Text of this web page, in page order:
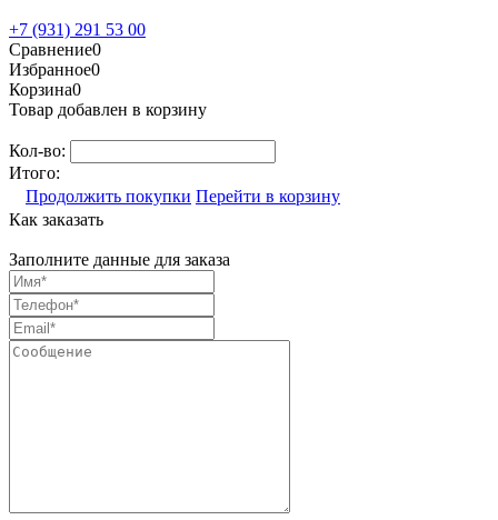
+7 (931) 291 53 00
Сравнение0
Избранное0
Корзина0
Товар добавлен в корзину
Кол-во:
Итого:
Продолжить покупки Перейти в корзину
Как заказать
Заполните данные для заказа